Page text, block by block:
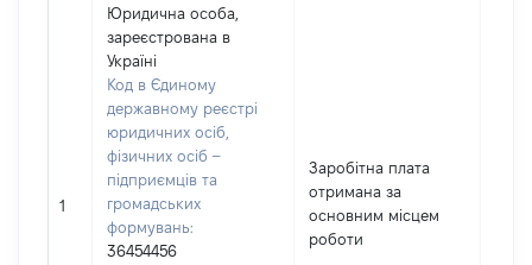
1
Юридична особа,
зареєстрована в
Україні
Код в Єдиному
державному реєстрі
юридичних осіб,
фізичних осіб –
підприємців та
громадських
формувань:
36454456
Заробітна плата
отримана за
основним місцем
роботи